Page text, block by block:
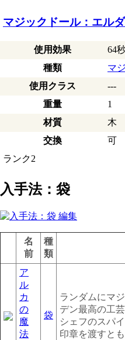
マジックドール：エル
使用効果
64
種類
マ
使用クラス
---
重量
1
材質
木
交換
可
ランク2
入手法：袋
名
前
種
類
ア
ル
カ
の
魔
法
袋
ランダムにマ
デン最高の工
シェフのスパ
印章を渡すとも